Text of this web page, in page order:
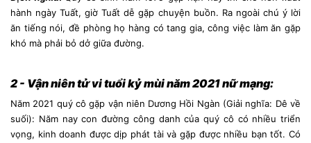
hành ngày Tuất, giờ Tuất dễ gặp chuyện buồn. Ra ngoài chú ý lời
ăn tiếng nói, đề phòng họ hàng có tang gia, công việc làm ăn gặp
khó mà phải bỏ dở giữa đường.
2 - Vận niên tử vi tuổi kỷ mùi năm 2021 nữ mạng:
Năm 2021 quý cô gặp vận niên Dương Hồi Ngàn (Giải nghĩa: Dê về
suối): Năm nay con đường công danh của quý cô có nhiều triển
vọng, kinh doanh được dịp phát tài và gặp được nhiều bạn tốt. Có